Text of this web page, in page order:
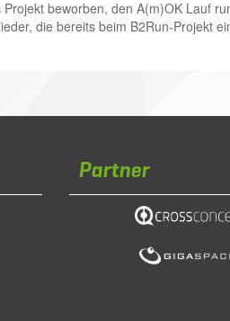
bewor­ben, den A(m)OK Lauf
die bereits beim B2Run-Projekt
Partner